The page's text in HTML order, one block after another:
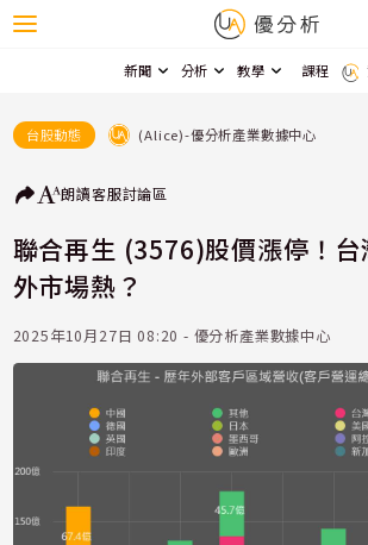
新聞 分析 教學 課程
台股動態 (Alice)-優分析產業數據中心
朗讀客服討論區
聯合再生 (3576)股價漲停！
外市場熱？
2025年10月27日 08:20 - 優分析產業數據中心